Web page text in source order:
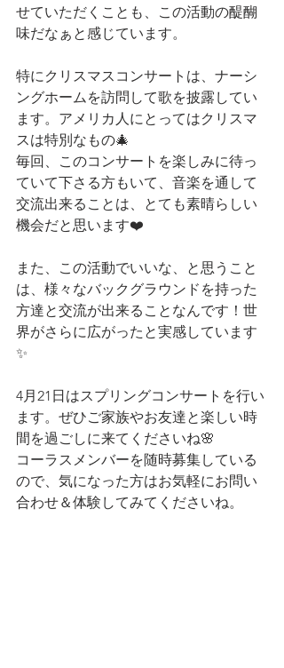
せていただくことも、この活動の醍醐
味だなぁと感じています。
特にクリスマスコンサートは、ナーシ
ングホームを訪問して歌を披露してい
ます。アメリカ人にとってはクリスマ
スは特別なもの🎄
毎回、このコンサートを楽しみに待っ
ていて下さる方もいて、音楽を通して
交流出来ることは、とても素晴らしい
機会だと思います❤️
また、この活動でいいな、と思うこと
は、様々なバックグラウンドを持った
方達と交流が出来ることなんです！世
界がさらに広がったと実感しています
✨
4月21日はスプリングコンサートを行い
ます。ぜひご家族やお友達と楽しい時
間を過ごしに来てくださいね🌸
コーラスメンバーを随時募集している
ので、気になった方はお気軽にお問い
合わせ＆体験してみてくださいね。